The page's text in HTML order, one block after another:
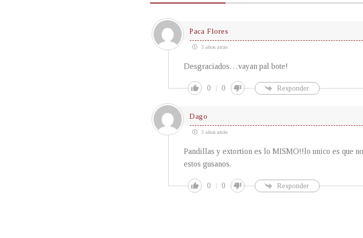
Paca Flores
3 años atrás
Desgraciados…vayan pal bote!
0 0 Responder
Dago
3 años atrás
Pandillas y extortion es lo MISMO!!lo unico es que
estos gusanos.
0 0 Responder